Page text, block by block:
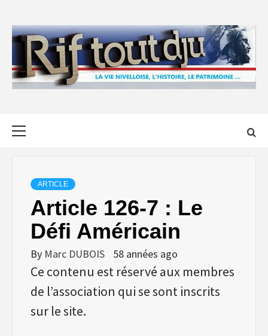
content
ARTICLE
Article 126-7 : Le
Défi Américain
By Marc DUBOIS 58 années ago
Ce contenu est réservé aux membres
de l’association qui se sont inscrits
sur le site.